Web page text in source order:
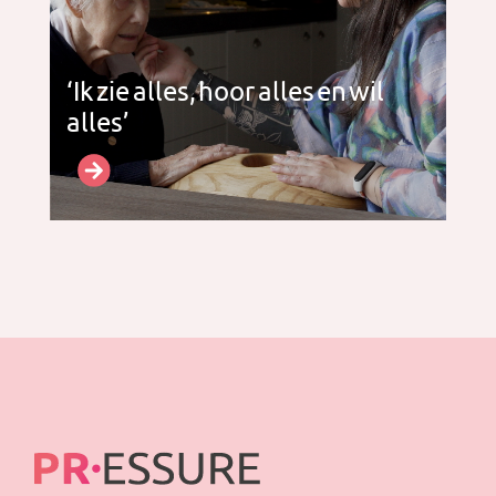
‘Ik zie alles, hoor alles en wil
alles’